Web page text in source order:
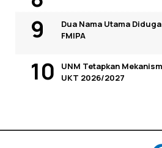
Dua Nama Utama
FMIPA
UNM Tetapkan
UKT 2026/2027